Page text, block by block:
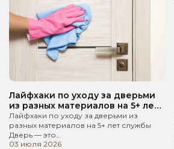
Лайфхаки по уходу за дверьми
из разных материалов на 5+ лет
службы
Лайфхаки по уходу за дверьми из
разных материалов на 5+ лет службы
Дверь — это…
03 июля 2026